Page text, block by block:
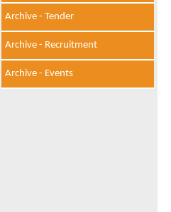
Archive - Tender
Archive - Recruitment
Archive - Events